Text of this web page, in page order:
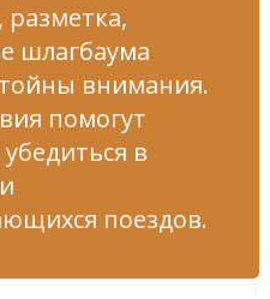
шлагбаума
внимания.
помогут
в
поездов.